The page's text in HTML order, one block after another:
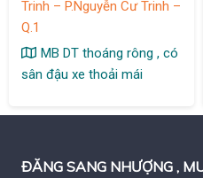
Trinh – P.Nguyễn Cư Trinh –
Q.1
MB DT thoáng rông , có
sân đậu xe thoải mái
ĐĂNG SANG NHƯỢNG ,